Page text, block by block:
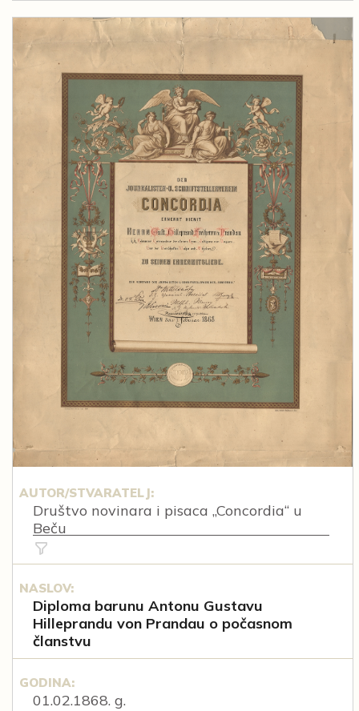
AUTOR/STVARATELJ:
Društvo novinara i pisaca „Concordia“ u
Beču
NASLOV:
Diploma barunu Antonu Gustavu
Hilleprandu von Prandau o počasnom
članstvu
GODINA:
01.02.1868. g.